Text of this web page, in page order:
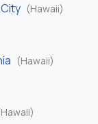
(Hawaii)
(Hawaii)